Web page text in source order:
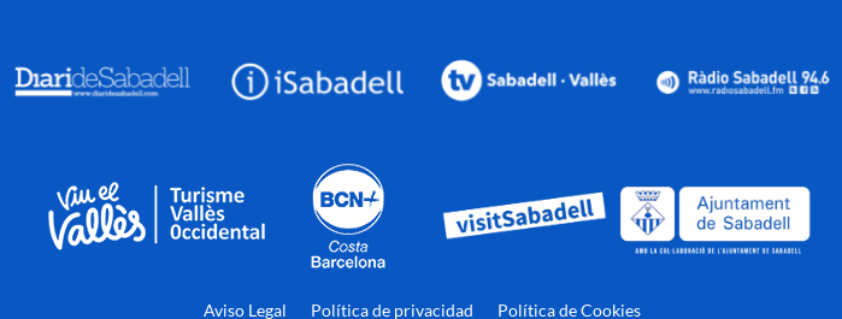
Aviso Legal Política de privacidad Política de Cookies